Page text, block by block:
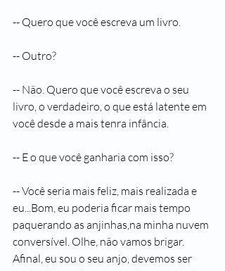
-- Quero que você escreva um livro.
-- Outro?
-- Não. Quero que você escreva o seu
livro, o verdadeiro, o que está latente em
você desde a mais tenra infância.
-- E o que você ganharia com isso?
-- Você seria mais feliz, mais realizada e
eu...Bom, eu poderia ficar mais tempo
paquerando as anjinhas,na minha nuvem
conversível. Olhe, não vamos brigar.
Afinal, eu sou o seu anjo, devemos ser